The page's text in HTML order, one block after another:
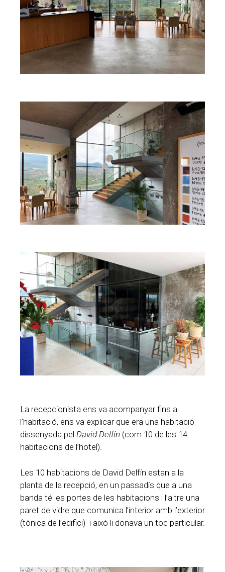
La recepcionista ens va acompanyar fins a
l’habitació, ens va explicar que era una habitació
dissenyada pel David Delfín (com 10 de les 14
habitacions de l’hotel).
Les 10 habitacions de David Delfín estan a la
planta de la recepció, en un passadís que a una
banda té les portes de les habitacions i l’altre una
paret de vidre que comunica l’interior amb l’exterior
(tònica de l’edifici) i això li donava un toc particular.